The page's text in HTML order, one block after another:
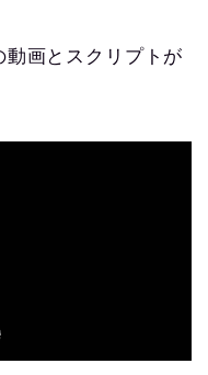
画とスクリプトが